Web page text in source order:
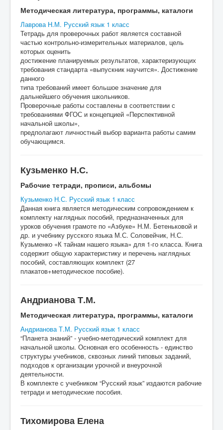
Методическая литература, программы, каталоги
Лаврова Н.М. Русский язык 1 класс
Тетрадь для проверочных работ является составной
частью контрольно-измерительных материалов, цель
которых оценить
достижение планируемых результатов, характеризующих
требования стандарта «выпускник научится». Достижение
данного
типа требований имеет большое значение для
дальнейшего обучения школьников.
Проверочные работы составлены в соответствии с
требованиями ФГОС и концепцией «Перспективной
начальной школы»,
предполагают личностный выбор варианта работы самим
обучающимся.
Кузьменко Н.С.
Рабочие тетради, прописи, альбомы
Кузьменко Н.С. Русский язык 1 класс
Данная книга является методическим сопровождением к
комплекту наглядных пособий, предназначенных для
уроков обучения грамоте по «Азбуке» Н.М. Бетеньковой и
др. и учебнику русского языка М.С. Соловейчик, Н.С.
Кузьменко «К тайнам нашего языка» для 1-го класса. Книга
содержит общую характеристику и перечень наглядных
пособий, составляющих комплект (27
плакатов+методическое пособие).
Андрианова Т.М.
Методическая литература, программы, каталоги
Андрианова Т.М. Русский язык 1 класс
“Планета знаний” - учебно-методический комплект для
начальной школы. Основная его особенность - единство
структуры учебников, сквозных линий типовых заданий,
подходов к организации урочной и внеурочной
деятельности.
В комплекте с учебником “Русский язык” издаются рабочие
тетради и методические пособия.
Тихомирова Елена